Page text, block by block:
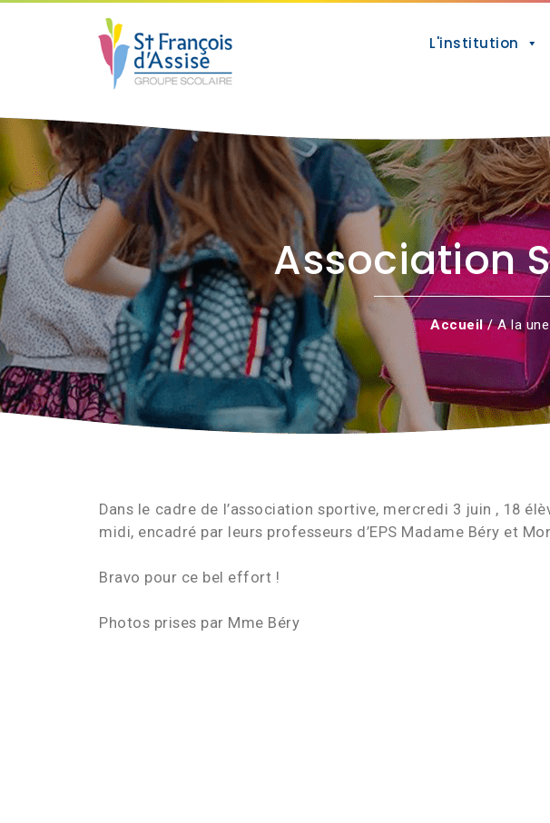
L'institution
Association
Accueil/A la une
Dans le cadre de l’association sportive, mercredi 3 juin , 18
midi, encadré par leurs professeurs d’EPS Madame Béry et
Bravo pour ce bel effort !
Photos prises par Mme Béry